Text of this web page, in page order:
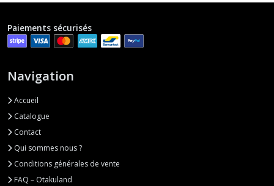
Paiements sécurisés
Navigation
Accueil
Catalogue
Contact
Qui sommes nous ?
Conditions générales de vente
FAQ – Otakuland